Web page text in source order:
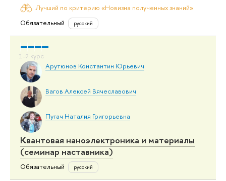
Лучший по критерию «Новизна полученных знаний»
Обязательный
русский
Арутюнов Константин Юрьевич
Вагов Алексей Вячеславович
Пугач Наталия Григорьевна
Квантовая наноэлектроника и материалы
(семинар наставника)
Обязательный русский